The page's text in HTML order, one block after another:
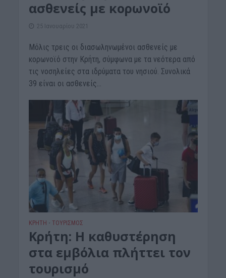
ασθενείς με κορωνοϊό
25 Ιανουαρίου 2021
Μόλις τρεις οι διασωληνωμένοι ασθενείς με
κορωνοϊό στην Κρήτη, σύμφωνα με τα νεότερα από
τις νοσηλείες στα ιδρύματα του νησιού. Συνολικά
39 είναι οι ασθενείς...
ΚΡΗΤΗ • ΤΟΥΡΙΣΜΟΣ
Κρήτη: Η καθυστέρηση
στα εμβόλια πλήττει τον
τουρισμό